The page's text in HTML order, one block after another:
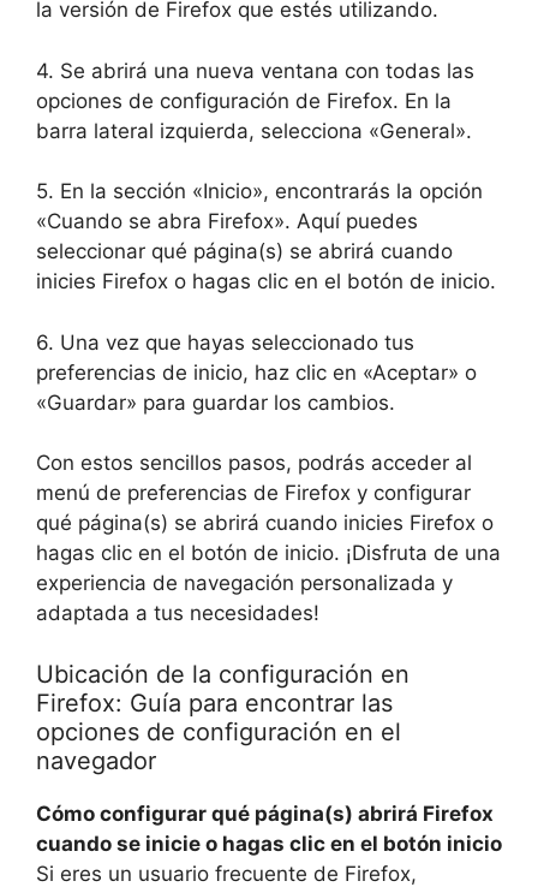
la versión de Firefox que estés utilizando.
4. Se abrirá una nueva ventana con todas las
opciones de configuración de Firefox. En la
barra lateral izquierda, selecciona «General».
5. En la sección «Inicio», encontrarás la opción
«Cuando se abra Firefox». Aquí puedes
seleccionar qué página(s) se abrirá cuando
inicies Firefox o hagas clic en el botón de inicio.
6. Una vez que hayas seleccionado tus
preferencias de inicio, haz clic en «Aceptar» o
«Guardar» para guardar los cambios.
Con estos sencillos pasos, podrás acceder al
menú de preferencias de Firefox y configurar
qué página(s) se abrirá cuando inicies Firefox o
hagas clic en el botón de inicio. ¡Disfruta de una
experiencia de navegación personalizada y
adaptada a tus necesidades!
Ubicación de la configuración en
Firefox: Guía para encontrar las
opciones de configuración en el
navegador
Cómo configurar qué página(s) abrirá Firefox
cuando se inicie o hagas clic en el botón inicio
Si eres un usuario frecuente de Firefox,